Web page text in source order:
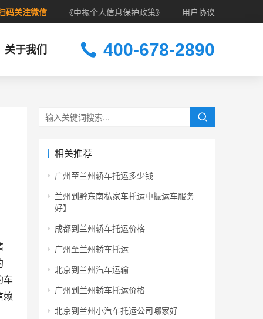
码关注微信 《中振个人信息保护政策》 用户协议
关于我们 400-678-2890
车
赖
相关推荐
广州至兰州轿车托运多少钱
兰州到黔东南私家车托运中振运车服务
好】
成都到兰州轿车托运价格
广州至兰州轿车托运
北京到兰州汽车运输
广州到兰州轿车托运价格
北京到兰州小汽车托运公司哪家好